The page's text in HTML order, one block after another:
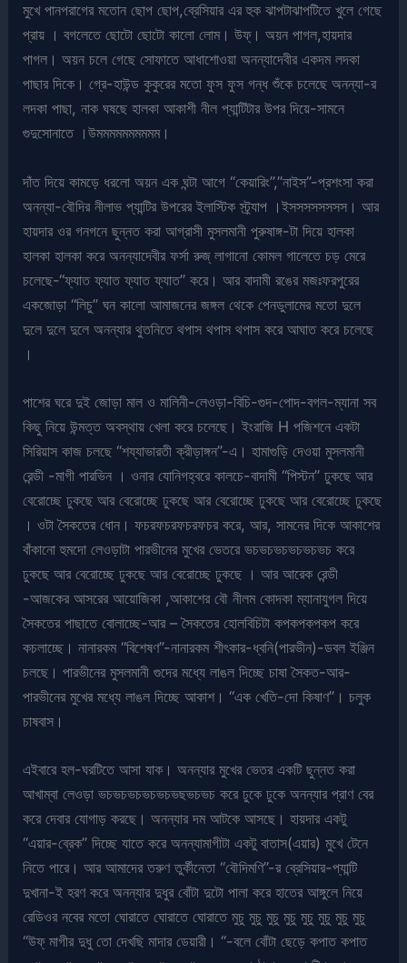
মুখে পানপরাগের মতোন ছোপ ছোপ,ব্রেসিয়ার এর হুক ঝাপটাঝাপটিতে খুলে গেছে
প্রায় । বগলেতে ছোটো ছোটো কালো লোম। উফ্। অয়ন পাগল,হায়দার
পাগল। অয়ন চলে গেছে সোফাতে আধাশোওয়া অনন্যাদেবীর একদম লদকা
পাছার দিকে। গ্রে-হাউন্ড কুকুরের মতো ফুস ফুস গন্ধ শুঁকে চলেছে অনন্যা-র
লদকা পাছা, নাক ঘষছে হালকা আকাশী নীল প্যান্টিটার উপর দিয়ে-সামনে
গুদুসোনাতে ।উমমমমমমমমমম।
দাঁত দিয়ে কামড়ে ধরলো অয়ন এক ঘন্টা আগে “কেয়ারিং”,”নাইস”-প্রশংসা করা
অনন্যা-বৌদির নীলাভ প্যান্টির উপরের ইলাস্টিক স্ট্র্যাপ ।ইসসসসসসসস। আর
হায়দার ওর গনগনে ছুন্নত করা আগ্রাসী মুসলমানী পুরুষাঙ্গ-টা দিয়ে হালকা
হালকা হালকা করে অনন্যাদেবীর ফর্সা রুজ্ লাগানো কোমল গালেতে চড় মেরে
চলেছে-“ফ্যাত ফ্যাত ফ্যাত ফ্যাত” করে। আর বাদামী রঙের মজঃফরপুরের
একজোড়া “লিচু” ঘন কালো আমাজনের জঙ্গল থেকে পেনডুলামের মতো দুলে
দুলে দুলে দুলে অনন্যার থুতনিতে থপাস থপাস থপাস করে আঘাত করে চলেছে
।
পাশের ঘরে দুই জোড়া মাল ও মালিনী-লেওড়া-বিচি-গুদ-পোদ-বগল-ম্যানা সব
কিছু নিয়ে উন্মত্ত অবস্থায় খেলা করে চলেছে। ইংরাজি H পজিশনে একটা
সিরিয়াস কাজ চলছে “শয্যাভারতী ক্রীড়াঙ্গন”-এ। হামাগুড়ি দেওয়া মুসলমানী
রেন্ডী -মাগী পারভিন । ওনার যোনিগহ্বরে কালচে-বাদামী “পিস্টন” ঢুকছে আর
বেরোচ্ছে ঢুকছে আর বেরোচ্ছে ঢুকছে আর বেরোচ্ছে ঢুকছে আর বেরোচ্ছে ঢুকছে
। ওটা সৈকতের ধোন। ফচরফচরফচরফচর করে, আর, সামনের দিকে আকাশের
বাঁকানো হুমদো লেওড়াটা পারভীনের মুখের ভেতরে ভচভচভচভচভচভচ করে
ঢুকছে আর বেরোচ্ছে ঢুকছে আর বেরোচ্ছে ঢুকছে । আর আরেক রেন্ডী
-আজকের আসরের আয়োজিকা ,আকাশের বৌ নীলম কোদকা ম্যানাযুগল দিয়ে
সৈকতের পাছাতে বোলাচ্ছে-আর – সৈকতের হোলবিচিটা কপকপকপকপ করে
কচলাচ্ছে। নানারকম “বিশেষণ”-নানারকম শীৎকার-ধ্বনি(পারভীন)-ডবল ইঞ্জিন
চলছে। পারভীনের মুসলমানী গুদের মধ্যে লাঙল দিচ্ছে চাষা সৈকত-আর-
পারভীনের মুখের মধ্যে লাঙল দিচ্ছে আকাশ। “এক খেতি-দো কিষাণ”। চলুক
চাষবাস।
এইবারে হল-ঘরটিতে আসা যাক। অনন্যার মুখের ভেতর একটি ছুন্নত করা
আখাম্বা লেওড়া ভচভচভচভচভচভছভচভচ করে ঢুকে ঢুকে অনন্যার প্রাণ বের
করে দেবার যোগাড় করছে। অনন্যার দম আটকে আসছে। হায়দার একটু
“এয়ার-ব্রেক” দিচ্ছে যাতে করে অনন্যামাগীটা একটু বাতাস(এয়ার) মুখে টেনে
নিতে পারে। আর আমাদের তরুণ তুর্কীনেতা “বৌদিমণি”-র ব্রেসিয়ার-প্যান্টি
দুখানা-ই হরণ করে অনন্যার দুধুর বোঁটা দুটো পালা করে হাতের আঙ্গুলে নিয়ে
রেডিওর নবের মতো ঘোরাতে ঘোরাতে ঘোরাতে মুচু মুচু মুচু মুচু মুচু মুচু মুচু মুচু
“উফ্ মাগীর দুধু তো দেখছি মাদার ডেয়ারী। “-বলে বোঁটা ছেড়ে কপাত কপাত